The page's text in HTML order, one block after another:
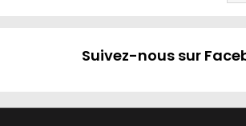
Suivez-nous sur